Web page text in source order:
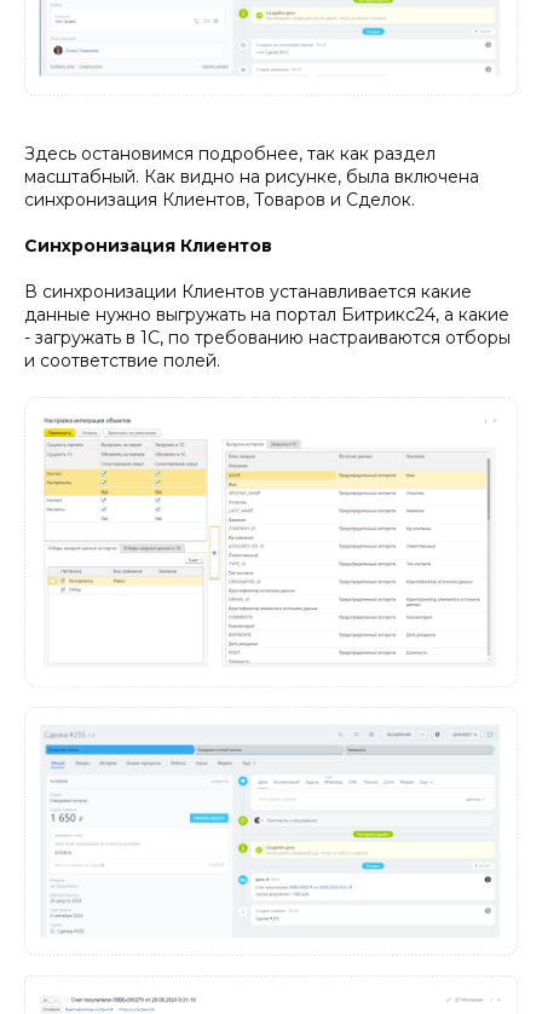
Здесь остановимся подробнее, так как раздел
масштабный. Как видно на рисунке, была включена
синхронизация Клиентов, Товаров и Сделок.
Синхронизация Клиентов
В синхронизации Клиентов устанавливается какие
данные нужно выгружать на портал Битрикс24, а какие
- загружать в 1С, по требованию настраиваются отборы
и соответствие полей.